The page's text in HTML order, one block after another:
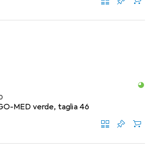
MED verde, taglia 46